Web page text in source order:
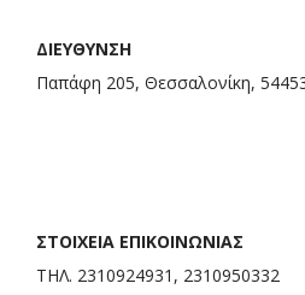
ΔΙΕΥΘΥΝΣΗ
Παπάφη 205, Θεσσαλονίκη,
ΣΤΟΙΧΕΙΑ ΕΠΙΚΟΙΝΩΝΙΑΣ
ΤΗΛ. 2310924931, 2310950332